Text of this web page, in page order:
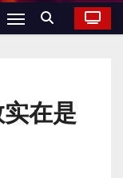
在是